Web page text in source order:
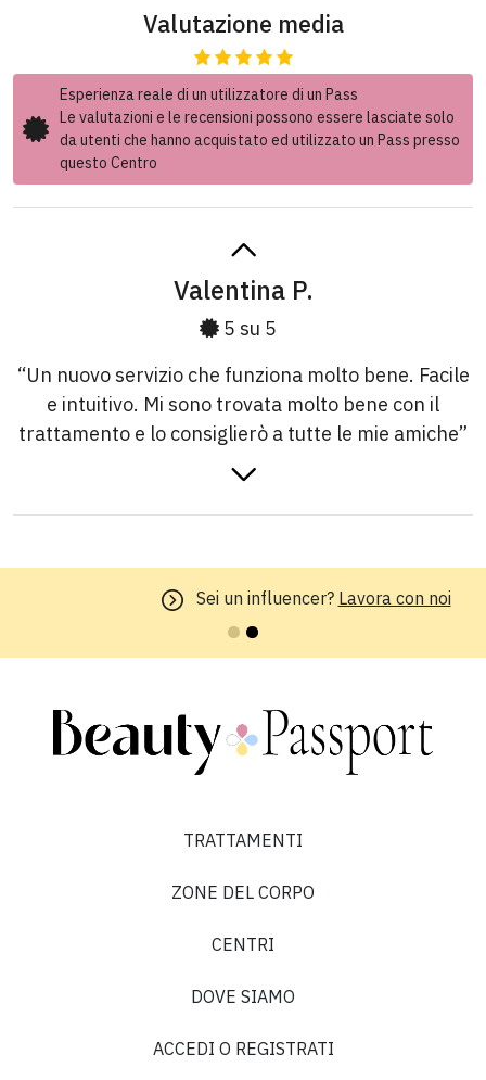
Valutazione media
Esperienza reale di un utilizzatore di un Pass
Le valutazioni e le recensioni possono essere lasciate solo
da utenti che hanno acquistato ed utilizzato un Pass presso
questo Centro
Valentina P.
5 su 5
“Un nuovo servizio che funziona molto bene. Facile
e intuitivo. Mi sono trovata molto bene con il
trattamento e lo consiglierò a tutte le mie amiche”
Alice L.
“Ho sentito così tanto parlare del Trattamento
HIFU che ho deciso di provarlo. Ho prenotato
rapidamente e la procedura di anamnesi online mi
che i clienti ricevono un trattamento attento e
scrupoloso.”
5 su 5
“La Dottoressa molto empatica e il servizio ottimo”
Sei un influencer?Lavora con noi
TRATTAMENTI
ZONE DEL CORPO
CENTRI
DOVE SIAMO
ACCEDI O REGISTRATI